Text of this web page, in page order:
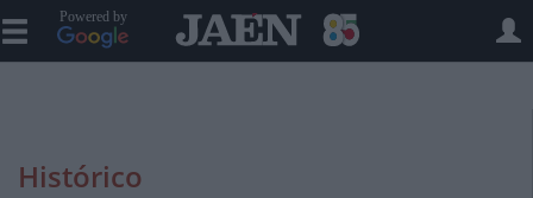
Powered by
Histórico